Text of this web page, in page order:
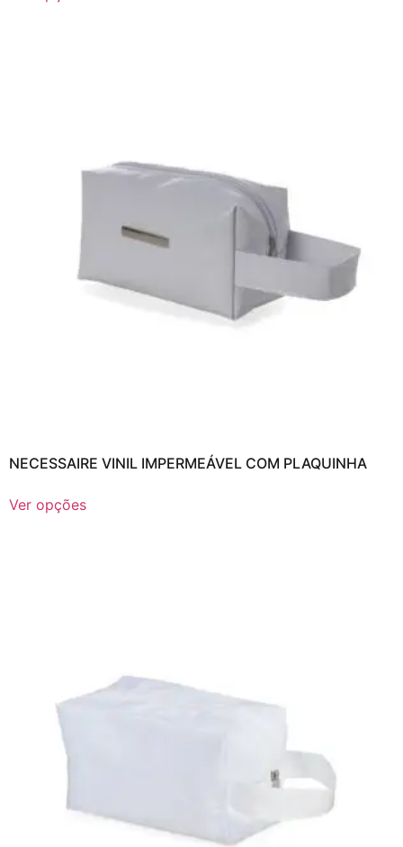
NECESSAIRE VINIL IMPERMEÁVEL COM PLAQUINHA
Ver opções